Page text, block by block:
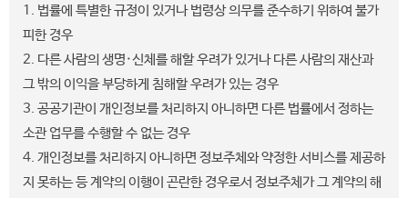
1. 법률에 특별한 규정이 있거나 법령상 의무를 준수하기 위하여 불가
피한 경우
2. 다른 사람의 생명·신체를 해할 우려가 있거나 다른 사람의 재산과
그 밖의 이익을 부당하게 침해할 우려가 있는 경우
3. 공공기관이 개인정보를 처리하지 아니하면 다른 법률에서 정하는
소관 업무를 수행할 수 없는 경우
4. 개인정보를 처리하지 아니하면 정보주체와 약정한 서비스를 제공하
지 못하는 등 계약의 이행이 곤란한 경우로서 정보주체가 그 계약의 해